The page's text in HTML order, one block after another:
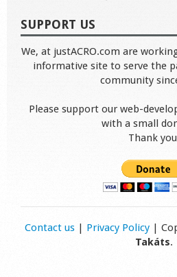
SUPPORT US
We, at justACRO.com are
informative site to serve the
community
Please support our web-
with a small
Thank
Contact us| Privacy Policy|
Takáts.